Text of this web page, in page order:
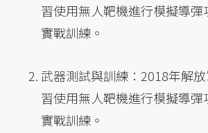
習使用無人靶機進行模擬導
實戰訓練。
武器測試與訓練：2018年解
習使用無人靶機進行模擬導
實戰訓練。